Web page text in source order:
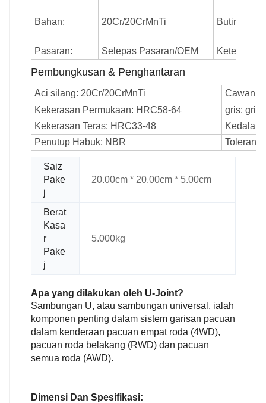
Bahan: 20Cr/20CrMnTi Butiran
Pasaran: Selepas Pasaran/OEM Ketebalan
Pembungkusan & Penghantaran
Aci silang: 20Cr/20CrMnTi
Cawan
Kekerasan Permukaan: HRC58-64
gris: gris
Kekerasan Teras: HRC33-48
Penutup Habuk: NBR
Saiz
Pake
j
20.00cm * 20.00cm * 5.00cm
Berat
Kasa
r
Pake
j
5.000kg
Apa yang dilakukan oleh U-Joint?
Sambungan U, atau sambungan universal, ialah
komponen penting dalam sistem garisan pacuan
dalam kenderaan pacuan empat roda (4WD),
pacuan roda belakang (RWD) dan pacuan
semua roda (AWD).
Dimensi Dan Spesifikasi: